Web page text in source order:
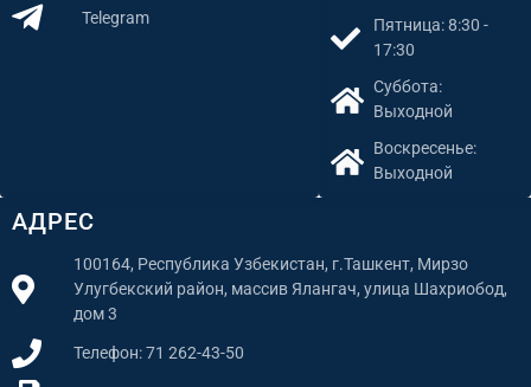
АДРЕС
100164, Республика Узбекистан, г.Ташкент, Мирзо
Улугбекский район, массив Ялангач, улица Шахриобод,
дом 3
Телефон: 71 262-43-50
Пятница: 8:30 -
17:30
Суббота:
Выходной
Воскресенье:
Выходной
Telegram